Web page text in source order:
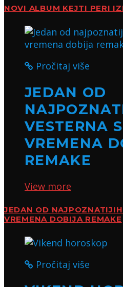
NOVI ALBUM KEJTI PERI
Pročitaj više
JEDAN OD
VESTERNA
VREMENA
REMAKE
View more
JEDAN OD
VREMENA DOBIJA REMAKE
Pročitaj više